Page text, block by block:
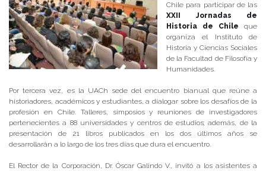
Chile para participar de las
XXII Jornadas de
Historia de Chile que
organiza el Instituto de
Historia y Ciencias Sociales
de la Facultad de Filosofía y
Humanidades.
Por tercera vez, es la UACh sede del encuentro bianual que reúne a
historiadores, académicos y estudiantes, a dialogar sobre los desafíos de la
profesión en Chile. Talleres, simposios y reuniones de investigadores
pertenecientes a 88 universidades y centros de estudios; además, de la
presentación de 21 libros publicados en los dos últimos años se
desarrollarán a lo largo de los tres días que dura el encuentro.
El Rector de la Corporación, Dr. Óscar Galindo V., invitó a los asistentes a